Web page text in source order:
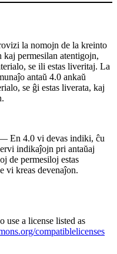
la nomojn de la kreinto
permesilan atentigojn,
se ili estas liveritaj. La
antaŭ 4.0 ankaŭ
se ĝi estas liverata, kaj
En 4.0 vi devas indiki, ĉu
indikaĵojn pri antaŭaj
de permesiloj estas
vi kreas devenaĵon.
use a license listed as
compatiblelicenses